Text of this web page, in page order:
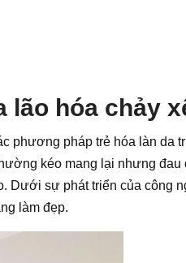
lão hóa chảy
phương pháp trẻ hóa làn da
kéo mang lại nhưng đau
Dưới sự phát triển của công
làm đẹp.